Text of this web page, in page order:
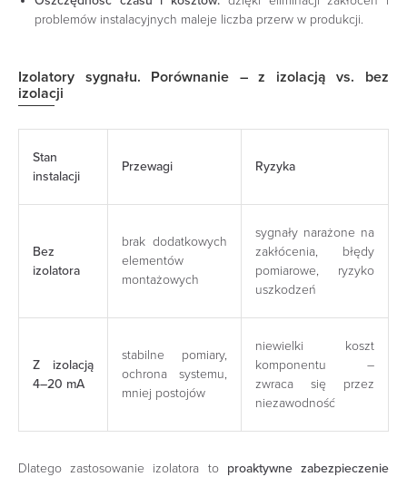
problemów instalacyjnych maleje liczba przerw w produkcji.
Izolatory sygnału. Porównanie – z izolacją vs. bez
izolacji
Stan
instalacji
Przewagi Ryzyka
Bez
izolatora
brak dodatkowych
elementów
montażowych
sygnały narażone na
zakłócenia, błędy
pomiarowe, ryzyko
uszkodzeń
Z izolacją
4–20 mA
stabilne pomiary,
ochrona systemu,
mniej postojów
niewielki koszt
komponentu –
zwraca się przez
niezawodność
Dlatego zastosowanie izolatora to proaktywne zabezpieczenie